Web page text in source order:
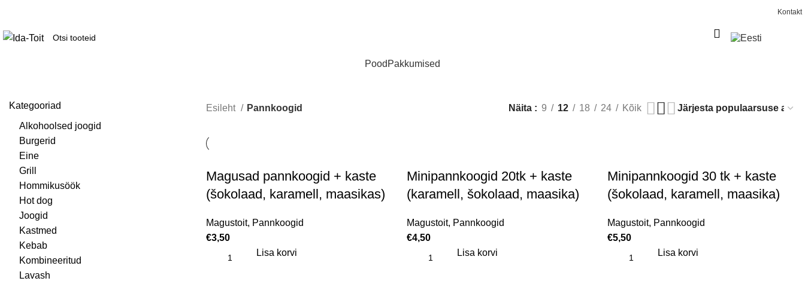
Kontakt
Pood Pakkumised
Kategooriad
Alkohoolsed joogid
Burgerid
Eine
Grill
Hommikusöök
Hot dog
Joogid
Kastmed
Kebab
Kombineeritud
Lavash
Esileht Pannkoogid Näita 9 12 18 24 Kõik
Magusad pannkoogid + kaste
(šokolaad, karamell, maasikas)
Magustoit, Pannkoogid
€3,50
Lisa korvi
Minipannkoogid 20tk + kaste
(karamell, šokolaad, maasika)
Magustoit, Pannkoogid
€4,50
Lisa korvi
Minipannkoogid 30 tk + kaste
(šokolaad, karamell, maasika)
Magustoit, Pannkoogid
€5,50
Lisa korvi